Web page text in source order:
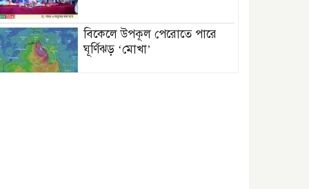
বিকেলে উপকূল পেরোতে পারে
ঘূর্ণিঝড় ‘মোখা’